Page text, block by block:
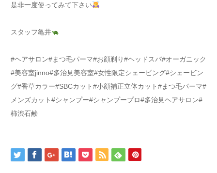
是非一度使ってみて下さい
スタッフ亀井
#ヘアサロン#まつ毛パーマ#お顔剃り#ヘッドスパ#オーガニック
#美容室jinno#多治見美容室#女性限定シェービング#シェービン
グ#香草カラー#SBCカット#小顔補正立体カット#まつ毛パーマ#
メンズカット#シャンプー#シャンプープロ#多治見ヘアサロン#
柿渋石鹸